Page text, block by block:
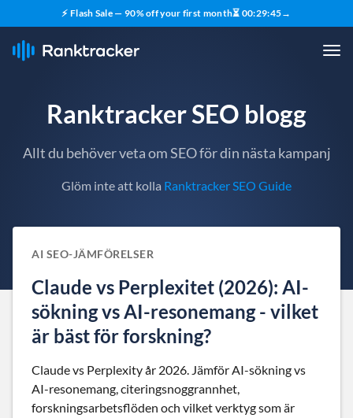
⚡ Flash Sale — 90% off your first month⏳ 00:29:44→
Ranktracker SEO blogg
Allt du behöver veta om SEO för din nästa kampanj
Glöm inte att kolla Ranktracker SEO Guide
AI SEO-JÄMFÖRELSER
Claude vs Perplexitet (2026): AI-
sökning vs AI-resonemang - vilket
är bäst för forskning?
Claude vs Perplexity år 2026. Jämför AI-sökning vs
AI-resonemang, citeringsnoggrannhet,
forskningsarbetsflöden och vilket verktyg som är